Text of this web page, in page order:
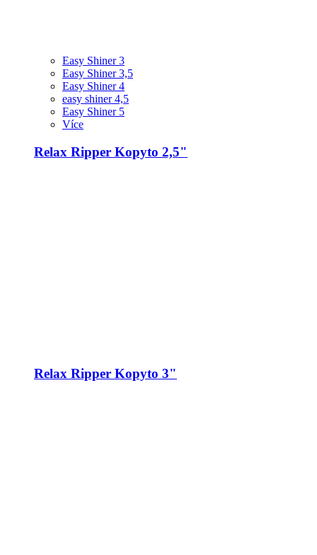
Easy Shiner 3
Easy Shiner 3,5
Easy Shiner 4
easy shiner 4,5
Easy Shiner 5
Více
Relax Ripper Kopyto 2,5"
Relax Ripper Kopyto 3"